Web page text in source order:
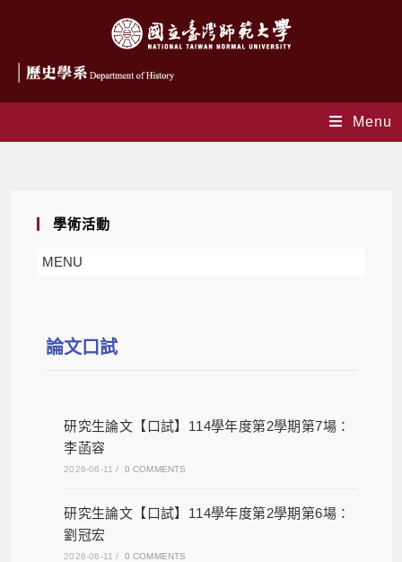
Menu
學術活動
MENU
論文口試
研究生論文【口試】114學年度第2學期第7場：
李菡容
2026-06-11 / 0 COMMENTS
研究生論文【口試】114學年度第2學期第6場：
劉冠宏
2026-06-11 / 0 COMMENTS